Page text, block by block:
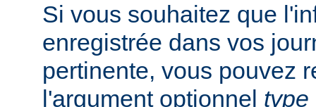
Si vous souhaitez que
enregistrée dans vos
pertinente, vous pouvez
l'argument optionnel type